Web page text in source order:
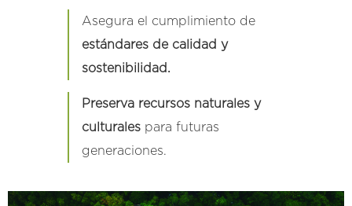
Asegura el cumplimiento de
estándares de calidad y
sostenibilidad.
Preserva recursos naturales y
culturalespara futuras
generaciones.